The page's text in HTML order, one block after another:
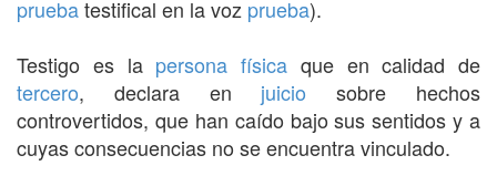
pruebatestifical en la voz prueba).
Testigo es la persona física que en calidad de
tercero, declara en juicio sobre hechos
controvertidos, que han caído bajo sus sentidos y a
cuyas consecuencias no se encuentra vinculado.